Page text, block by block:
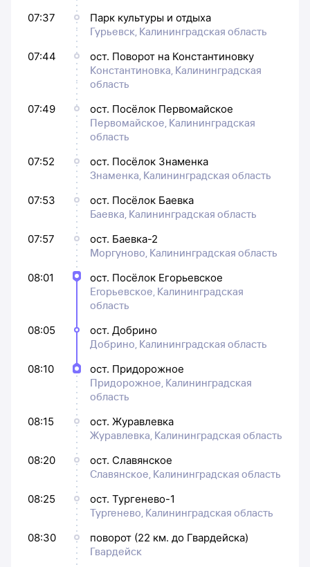
07:37
Парк культуры и отдыха
Гурьевск, Калининградская область
07:44
ост. Поворот на Константиновку
Константиновка, Калининградская
область
07:49
ост. Посёлок Первомайское
Первомайское, Калининградская
область
07:52
ост. Посёлок Знаменка
Знаменка, Калининградская область
07:53
ост. Посёлок Баевка
Баевка, Калининградская область
07:57
ост. Баевка-2
Моргуново, Калининградская область
08:01
ост. Посёлок Егорьевское
Егорьевское, Калининградская
область
08:05
ост. Добрино
Добрино, Калининградская область
08:10
ост. Придорожное
Придорожное, Калининградская
область
08:15
ост. Журавлевка
Журавлевка, Калининградская область
08:20
ост. Славянское
Славянское, Калининградская область
08:25
ост. Тургенево-1
Тургенево, Калининградская область
08:30
поворот (22 км. до Гвардейска)
Гвардейск